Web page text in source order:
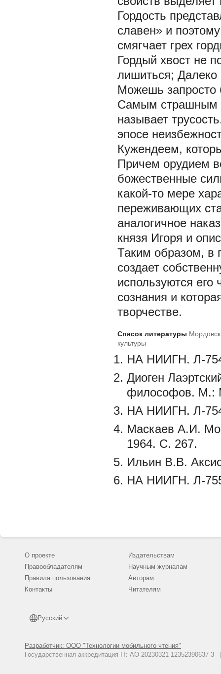
Гордость
славен» и
смягчает грех
Гордый хвост не
лишиться;
Можешь запросто
Самым страшным
называет
эпосе
Кужендеем,
Причем орудием
божественные
какой-то мере
переживающих
аналогичное
князя Игоря и
Таким образом, в
создает
используются его
сознания и
творчестве.
Список литературы
культуры
НА НИИГН. Л-
Диоген
философов. М.:
НА НИИГН. Л-
Маскаев А.И.
1964. С. 267.
Ильин В.В.
НА НИИГН. Л-
О проекте
Правообладателям
Правила пользования
Контакты
Русский
Разработчик: ООО "Технологии мобильного чтения"
Государственная аккредитация IT: АО-20230321-
Издательствам
Научным журналам
Авторам
Читателям